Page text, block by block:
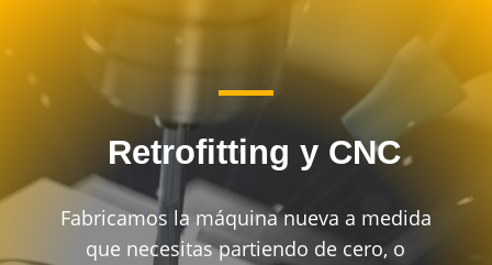
Retrofitting y CNC
Fabricamos la máquina nueva a medida
que necesitas partiendo de cero, o